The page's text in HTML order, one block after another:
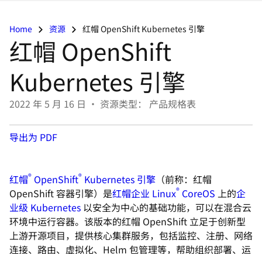
面
言
Home 资源 红帽 OpenShift Kubernetes 引擎
红帽 OpenShift
Kubernetes 引擎
2022 年 5 月 16 日 • 资源类型： 产品规格表
导出为 PDF
红帽® OpenShift® Kubernetes 引擎 （前称：红帽
OpenShift 容器引擎）是红帽企业 Linux® CoreOS 上的企
业级 Kubernetes 以安全为中心的基础功能，可以在混合云
环境中运行容器。该版本的红帽 OpenShift 立足于创新型
上游开源项目，提供核心集群服务，包括监控、注册、网络
连接、路由、虚拟化、Helm 包管理等，帮助组织部署、运